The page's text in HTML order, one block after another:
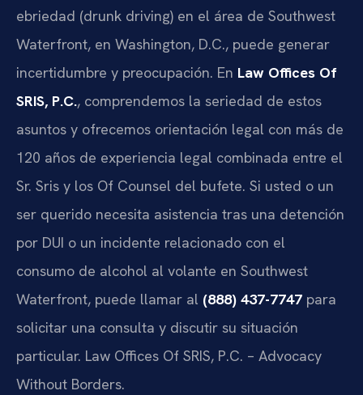
ebriedad (drunk driving) en el área de Southwest
Waterfront, en Washington, D.C., puede generar
incertidumbre y preocupación. En Law Offices Of
SRIS, P.C., comprendemos la seriedad de estos
asuntos y ofrecemos orientación legal con más de
120 años de experiencia legal combinada entre el
Sr. Sris y los Of Counsel del bufete. Si usted o un
ser querido necesita asistencia tras una detención
por DUI o un incidente relacionado con el
consumo de alcohol al volante en Southwest
Waterfront, puede llamar al (888) 437-7747 para
solicitar una consulta y discutir su situación
particular. Law Offices Of SRIS, P.C. – Advocacy
Without Borders.